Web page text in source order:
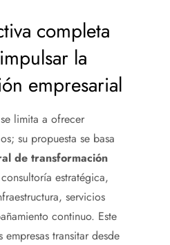
completa
la
empresarial
limita a ofrecer
su propuesta se basa
de transformación
estratégica,
servicios
continuo. Este
transitar desde